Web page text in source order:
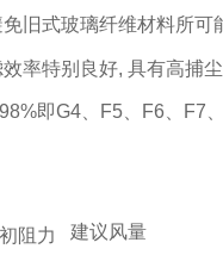
旧式玻璃纤维材料所可
率特别良好, 具有高捕
98%即G4 F5 F6 F7
初阻力
建议风量